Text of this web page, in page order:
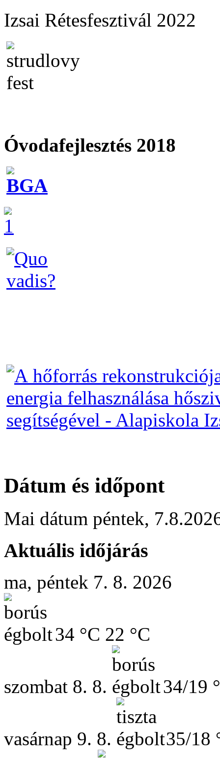
Izsai Rétesfesztivál 2022
Óvodafejlesztés 2018
Dátum és időpont
Mai dátum péntek,
Aktuális időjárás
ma, péntek 7. 8. 2026
34 °C 22 °C
szombat 8. 8. 34/19
vasárnap 9. 8. 35/18